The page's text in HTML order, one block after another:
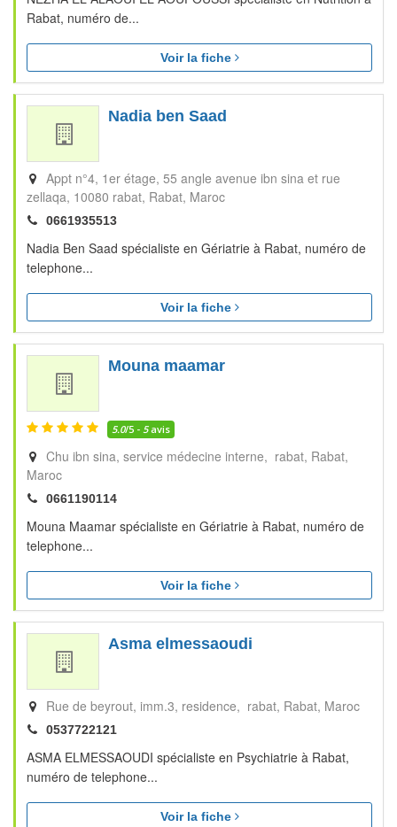
Rabat, numéro de...
Voir la fiche
Nadia ben Saad
Appt n°4, 1er étage, 55 angle avenue ibn sina et rue
zellaqa, 10080 rabat Rabat Maroc
0661935513
Nadia Ben Saad spécialiste en Gériatrie à Rabat, numéro de
telephone...
Voir la fiche
Mouna maamar
5.0/5 - 5avis
Chu ibn sina, service médecine interne, rabat Rabat
Maroc
0661190114
Mouna Maamar spécialiste en Gériatrie à Rabat, numéro de
telephone...
Voir la fiche
Asma elmessaoudi
Rue de beyrout, imm.3, residence, rabat Rabat Maroc
0537722121
ASMA ELMESSAOUDI spécialiste en Psychiatrie à Rabat,
numéro de telephone...
Voir la fiche